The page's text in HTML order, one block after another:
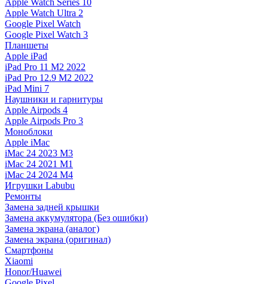
Apple Watch Series 10
Apple Watch Ultra 2
Google Pixel Watch
Google Pixel Watch 3
Планшеты
Apple iPad
iPad Pro 11 M2 2022
iPad Pro 12.9 M2 2022
iPad Mini 7
Наушники и гарнитуры
Apple Airpods 4
Apple Airpods Pro 3
Моноблоки
Apple iMac
iMac 24 2023 M3
iMac 24 2021 M1
iMac 24 2024 M4
Игрушки Labubu
Ремонты
Замена задней крышки
Замена аккумулятора (Без ошибки)
Замена экрана (аналог)
Замена экрана (оригинал)
Смартфоны
Xiaomi
Honor/Huawei